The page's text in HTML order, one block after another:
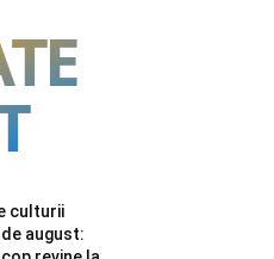
culturii
august: